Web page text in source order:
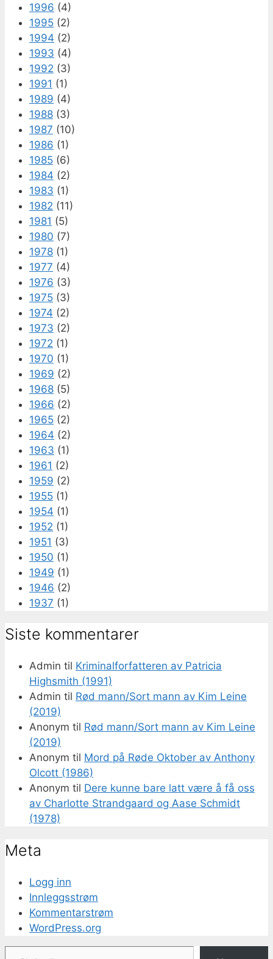
1996 (4)
1995 (2)
1994 (2)
1993 (4)
1992 (3)
1991 (1)
1989 (4)
1988 (3)
1987 (10)
1986 (1)
1985 (6)
1984 (2)
1983 (1)
1982 (11)
1981 (5)
1980 (7)
1978 (1)
1977 (4)
1976 (3)
1975 (3)
1974 (2)
1973 (2)
1972 (1)
1970 (1)
1969 (2)
1968 (5)
1966 (2)
1965 (2)
1964 (2)
1963 (1)
1961 (2)
1959 (2)
1955 (1)
1954 (1)
1952 (1)
1951 (3)
1950 (1)
1949 (1)
1946 (2)
1937 (1)
Siste kommentarer
Admin til Kriminalforfatteren av Patricia
Highsmith (1991)
Admin til Rød mann/Sort mann av Kim Leine
(2019)
Anonym til Rød mann/Sort mann av Kim Leine
(2019)
Anonym til Mord på Røde Oktober av Anthony
Olcott (1986)
Anonym til Dere kunne bare latt være å få oss
av Charlotte Strandgaard og Aase Schmidt
(1978)
Meta
Logg inn
Innleggsstrøm
Kommentarstrøm
WordPress.org
Skriv din e-post...